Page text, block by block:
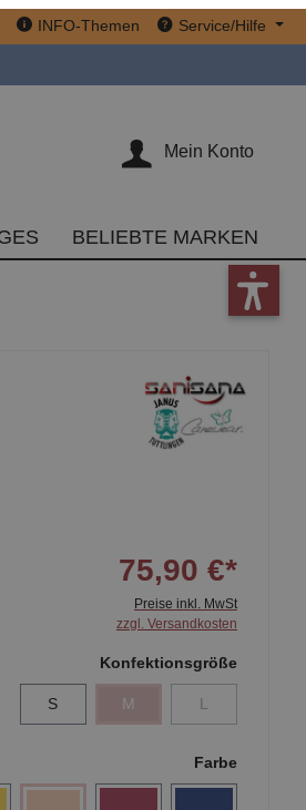
INFO-Themen Service/Hilfe
Mein Konto
BELIEBTE MARKEN
75,90 €*
Preise inkl. MwSt
zzgl. Versandkosten
Farbe
Konfektionsgröße
S M L